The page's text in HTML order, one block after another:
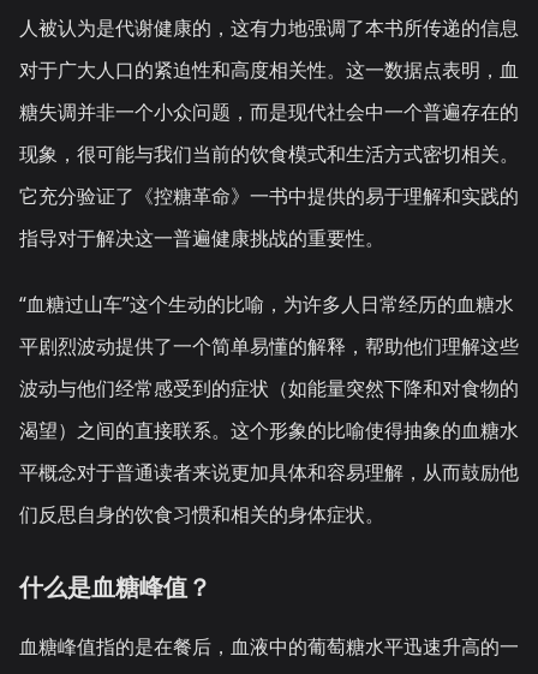
人被认为是代谢健康的，这有力地强调了本书所传递的信息
对于广大人口的紧迫性和高度相关性。这一数据点表明，血
糖失调并非一个小众问题，而是现代社会中一个普遍存在的
现象，很可能与我们当前的饮食模式和生活方式密切相关。
它充分验证了《控糖革命》一书中提供的易于理解和实践的
指导对于解决这一普遍健康挑战的重要性。
“血糖过山车”这个生动的比喻，为许多人日常经历的血糖水
平剧烈波动提供了一个简单易懂的解释，帮助他们理解这些
波动与他们经常感受到的症状（如能量突然下降和对食物的
渴望）之间的直接联系。这个形象的比喻使得抽象的血糖水
平概念对于普通读者来说更加具体和容易理解，从而鼓励他
们反思自身的饮食习惯和相关的身体症状。
什么是血糖峰值？
血糖峰值指的是在餐后，血液中的葡萄糖水平迅速升高的一